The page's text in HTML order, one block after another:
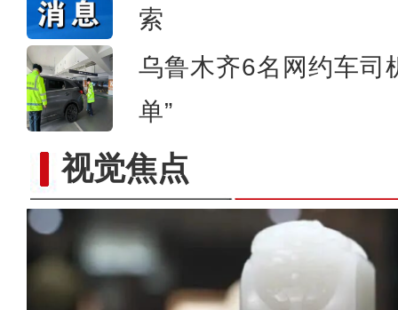
索
乌鲁木齐6名网约车司
单”
视觉焦点侨乡故事 | 守护坎儿井